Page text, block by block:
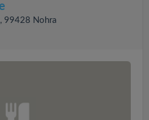
99428 Nohra